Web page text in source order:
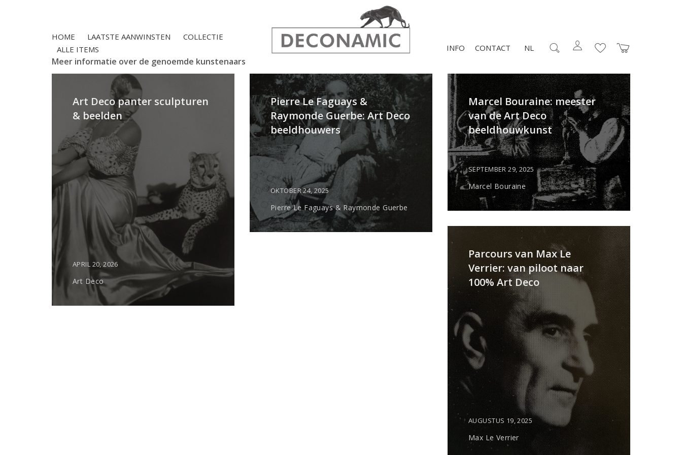
HOME LAATSTE AANWINSTEN
COLLECTIE
ALLE ITEMS
CONTACT
INFO NL
Meer informatie over de genoemde kunstenaars
Art Deco panter sculpturen
& beelden
APRIL 20, 2026
Art Deco
Pierre Le Faguays &
Raymonde Guerbe: Art Deco
beeldhouwers
OKTOBER 24, 2025
Pierre Le Faguays & Raymonde Guerbe
Marcel Bouraine: meester
van de Art Deco
beeldhouwkunst
SEPTEMBER 29, 2025
Marcel Bouraine
Parcours van Max Le
Verrier: van piloot naar
100% Art Deco
AUGUSTUS 19, 2025
Max Le Verrier